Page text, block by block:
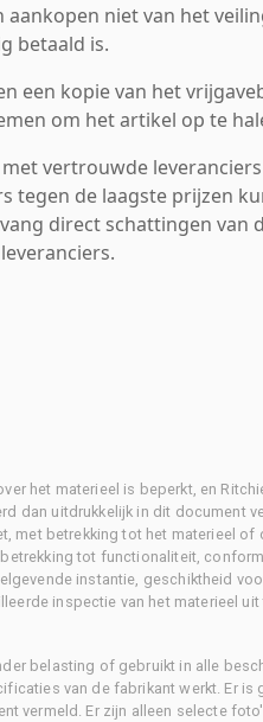
aankopen niet van het
betaald is.
een kopie van het
om het artikel op te
vertrouwde
tegen de laagste prijzen
direct schattingen van
het materieel is beperkt, en
dan uitdrukkelijk in dit document
met betrekking tot het materieel of
tot functionaliteit,
instantie, geschiktheid
inspectie van het materieel
belasting of gebruikt in alle
van de fabrikant werkt. Er
vermeld. Er zijn alleen selecte